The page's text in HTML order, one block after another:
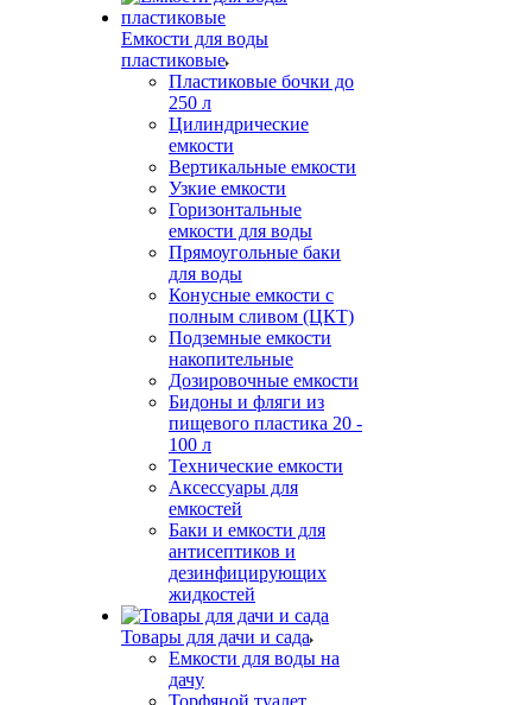
Емкости для воды
пластиковые
Пластиковые бочки до
250 л
Цилиндрические
емкости
Вертикальные емкости
Узкие емкости
Горизонтальные
емкости для воды
Прямоугольные баки
для воды
Конусные емкости с
полным сливом (ЦКТ)
Подземные емкости
накопительные
Дозировочные емкости
Бидоны и фляги из
пищевого пластика 20 -
100 л
Технические емкости
Аксессуары для
емкостей
Баки и емкости для
антисептиков и
дезинфицирующих
жидкостей
Товары для дачи и сада
Емкости для воды на
дачу
Торфяной туалет